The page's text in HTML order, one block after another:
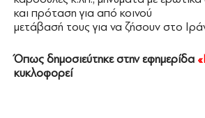
και πρόταση για από κοινού
μετάβασή τους για να ζήσουν στο
Όπως δημοσιεύτηκε στην εφημερίδα
κυκλοφορεί